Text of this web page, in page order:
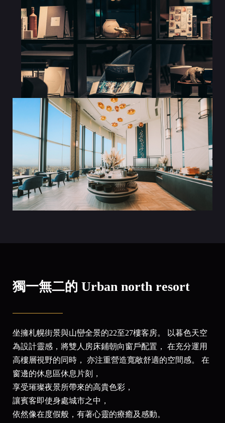
獨一無二的 Urban north resort
坐擁札幌街景與山巒全景的22至27樓客房。
以暮色天空
為設計靈感，將雙人房床鋪朝向窗戶配置，
在充分運用
高樓層視野的同時，
亦注重營造寬敞舒適的空間感。 在
窗邊的休息區休息片刻，
享受璀璨夜景所帶來的高貴色彩，
讓賓客即使身處城市之中，
依然像在度假般，有著心靈的療癒及感動。